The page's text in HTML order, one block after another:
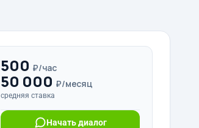
500 ₽/час
50 000 ₽/месяц
средняя ставка
Начать диалог